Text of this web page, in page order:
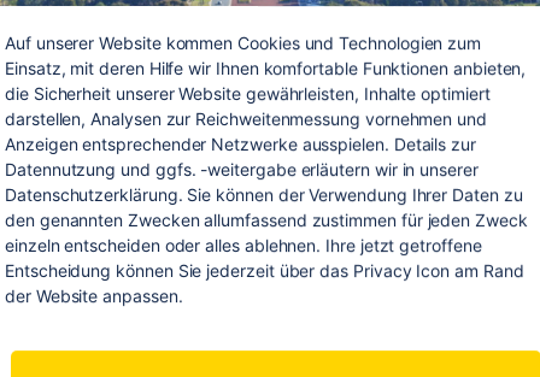
Canberra – die symmetrische Hauptstadt Australiens
hieß meine erste Station für die
Auf unserer Website kommen Cookies und Technologien zum
Einsatz, mit deren Hilfe wir Ihnen komfortable Funktionen anbieten,
die Sicherheit unserer Website gewährleisten, Inhalte optimiert
darstellen, Analysen zur Reichweitenmessung vornehmen und
Anzeigen entsprechender Netzwerke ausspielen. Details zur
Datennutzung und ggfs. -weitergabe erläutern wir in unserer
Datenschutzerklärung. Sie können der Verwendung Ihrer Daten zu
den genannten Zwecken allumfassend zustimmen für jeden Zweck
einzeln entscheiden oder alles ablehnen. Ihre jetzt getroffene
Entscheidung können Sie jederzeit über das Privacy Icon am Rand
der Website anpassen.